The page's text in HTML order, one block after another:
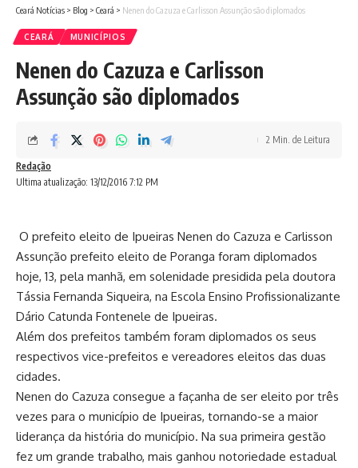
Ceará Notícias > Blog > Ceará > Nenen do Cazuza e Carlisson Assunção são diplomados
CEARÁ MUNICÍPIOS
Nenen do Cazuza e Carlisson
Assunção são diplomados
Ultima atualização: 13/12/2016 7:12 PM
Redação
2 Min. de Leitura
O prefeito eleito de Ipueiras Nenen do Cazuza e Carlisson
Assunção prefeito eleito de Poranga foram diplomados
hoje, 13, pela manhã, em solenidade presidida pela doutora
Tássia Fernanda Siqueira, na Escola Ensino Profissionalizante
Dário Catunda Fontenele de Ipueiras.
Além dos prefeitos também foram diplomados os seus
respectivos vice-prefeitos e vereadores eleitos das duas
cidades.
Nenen do Cazuza consegue a façanha de ser eleito por três
vezes para o município de Ipueiras, tornando-se a maior
liderança da história do município. Na sua primeira gestão
fez um grande trabalho, mais ganhou notoriedade estadual